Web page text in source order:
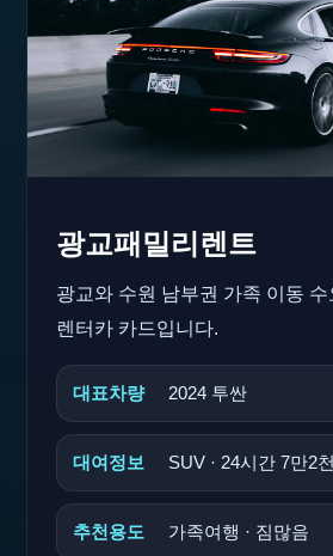
광교패밀리렌트
광교와 수원 남부권 가족 이동
렌터카 카드입니다.
대표차량 2024 투싼
대여정보 SUV · 24시간 7만2
추천용도 가족여행 · 짐많음